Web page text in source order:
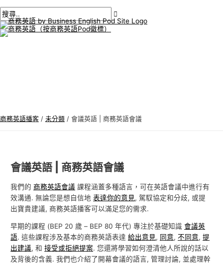
至
內
容
選
商務英語播客 / 未分類 / 會議英語 | 商務英語會議
會議英語 | 商務英語會議
我們的商務英語會議 課程涵蓋多種語言，可在英語會議中進行有
效溝通. 無論您是想自信地表達你的意見, 駕馭協定和分歧, 或提
出寶貴建議, 商務英語播客可以滿足您的需求.
早期的課程 (BEP 20 歲 – BEP 80 年代) 專注於基礎知識會議英
語. 這些課程涉及基本的商務英語表達給出意見, 同意,不同意,提
出建議, 和接受或拒絕提案. 您還將學習如何澄清他人所說的話以
及背後的含義. 我們也介紹了開幕會議的語言, 管理討論, 並處理幹
文
導
航
此
輸
名
*
子
郵
商
務
英
搜
尋
: